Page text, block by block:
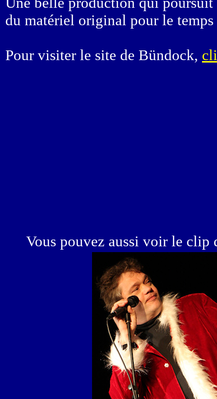
du matériel original pour le temps
Pour visiter le site de Bündock,
Vous pouvez aussi voir le clip